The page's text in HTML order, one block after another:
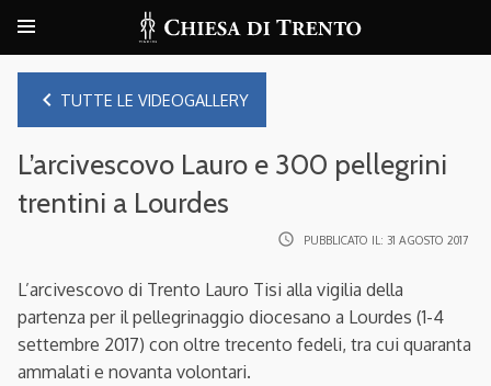
navigate_before TUTTE LE VIDEOGALLERY
L’arcivescovo Lauro e 300 pellegrini
trentini a Lourdes
access_time PUBBLICATO IL: 31 AGOSTO 2017
L’arcivescovo di Trento Lauro Tisi alla vigilia della
partenza per il pellegrinaggio diocesano a Lourdes (1-4
settembre 2017) con oltre trecento fedeli, tra cui quaranta
ammalati e novanta volontari.